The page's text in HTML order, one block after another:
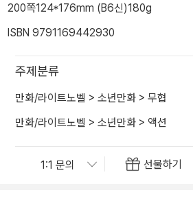
200쪽124*176mm (B6신)180g
ISBN 9791169442930
주제분류
만화/라이트노벨 > 소년만화 > 무협
만화/라이트노벨 > 소년만화 > 액션
선물하기